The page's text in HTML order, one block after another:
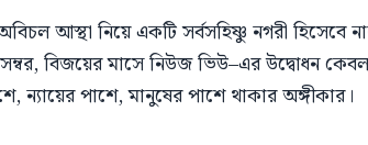
অবিচল আস্থা নিয়ে একটি সর্বসহিষ্ণু নগরী
বিজয়ের মাসে নিউজ ভিউ–এর উদ্বোধন
ন্যায়ের পাশে, মানুষের পাশে থাকার অঙ্গীকার।